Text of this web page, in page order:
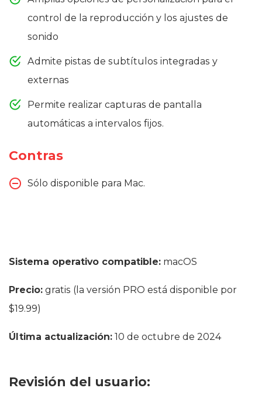
control de la reproducción y los ajustes de
sonido
Admite pistas de subtítulos integradas y
externas
Permite realizar capturas de pantalla
automáticas a intervalos fijos.
Contras
Sólo disponible para Mac.
Sistema operativo compatible: macOS
Precio: gratis (la versión PRO está disponible por
$19.99)
Última actualización: 10 de octubre de 2024
Revisión del usuario: